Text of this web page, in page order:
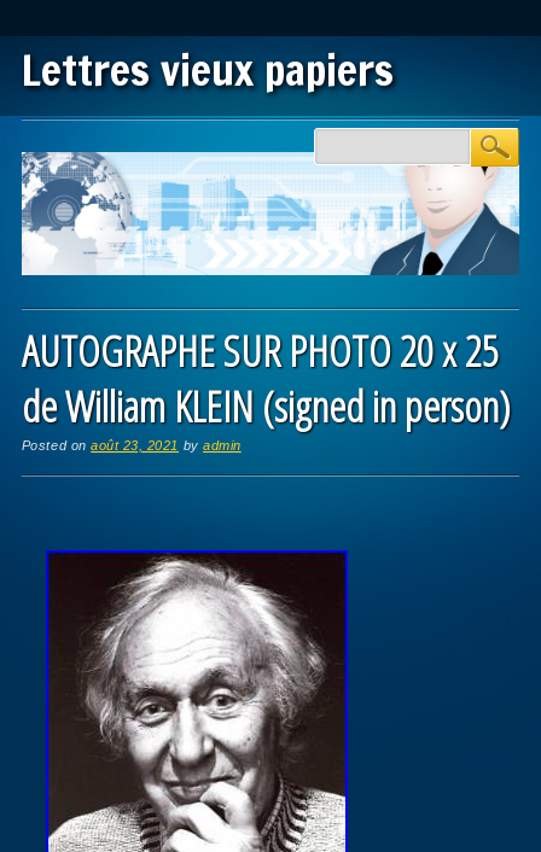
Lettres vieux papiers
Main menu
AUTOGRAPHE SUR PHOTO 20 x 25
de William KLEIN (signed in person)
Posted onaoût 23, 2021 byadmin